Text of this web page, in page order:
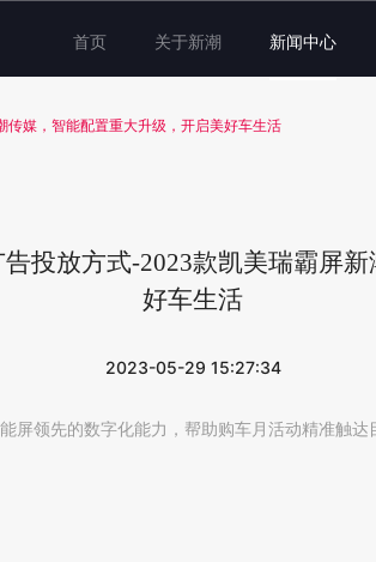
首页 关于新潮 新闻中心
媒，智能配置重大升级，开启美好车生活
投放方式-2023款凯美瑞霸屏
好车生活
2023-05-29 15:27:34
屏领先的数字化能力，帮助购车月活动精准触达